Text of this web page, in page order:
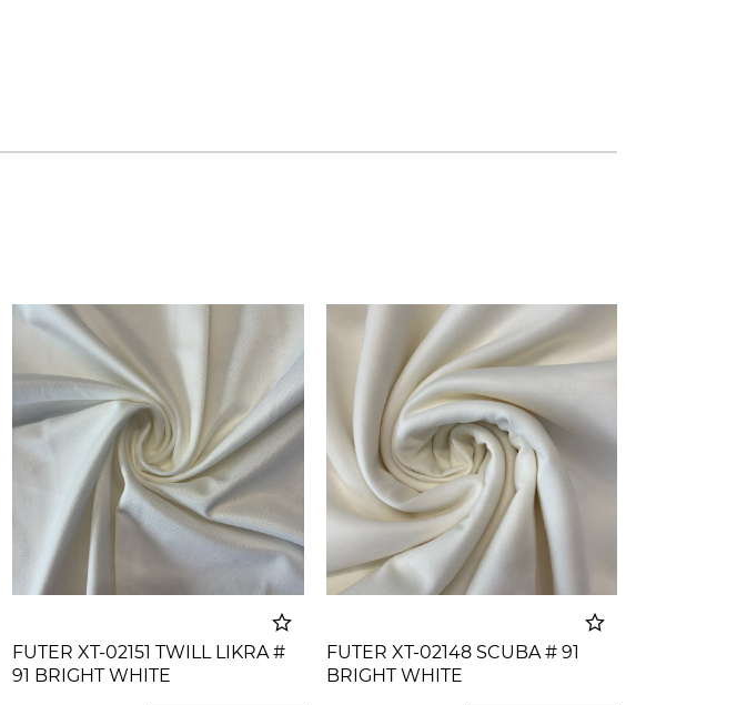
FUTER XT-02151 TWILL LIKRA #
91 BRIGHT WHITE
FUTER XT-02148 SCUBA # 91
BRIGHT WHITE